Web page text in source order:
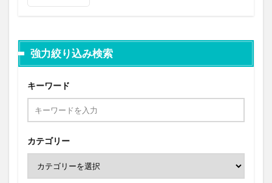
強力絞り込み検索
キーワード
カテゴリー